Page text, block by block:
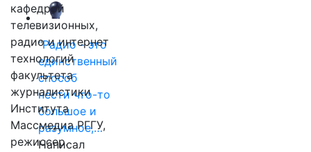
"Радио - это
единственный
способ
нести что-то
большое и
разумное,…
Написал
кафедрой
телевизионных,
радио и интернет
технологий
факультета
журналистики
Института
Массмедиа РГГУ,
режиссер.